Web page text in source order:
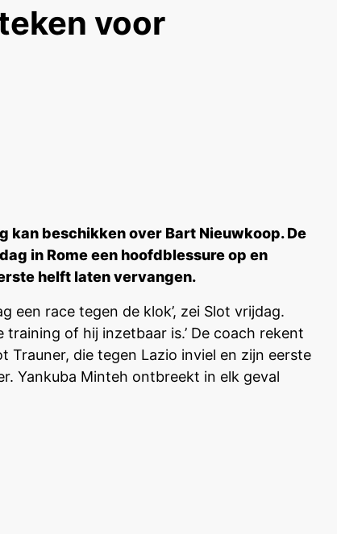
voor
kan beschikken over Bart Nieuwkoop. De
in Rome een hoofdblessure op en
helft laten vervangen.
een race tegen de klok’, zei Slot vrijdag.
of hij inzetbaar is.’ De coach rekent
Trauner, die tegen Lazio inviel en zijn eerste
Yankuba Minteh ontbreekt in elk geval